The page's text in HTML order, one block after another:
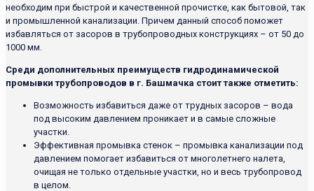
необходим при быстрой и качественной прочистке, как бытовой, так
и промышленной канализации. Причем данный способ поможет
избавляться от засоров в трубопроводных конструкциях – от 50 до
1000 мм.
Среди дополнительных преимуществ гидродинамической
промывки трубопроводов в г. Башмачка стоит также отметить:
Возможность избавиться даже от трудных засоров – вода
под высоким давлением проникает и в самые сложные
участки.
Эффективная промывка стенок – промывка канализации под
давлением помогает избавиться от многолетнего налета,
очищая не только отдельные участки, но и весь трубопровод
в целом.